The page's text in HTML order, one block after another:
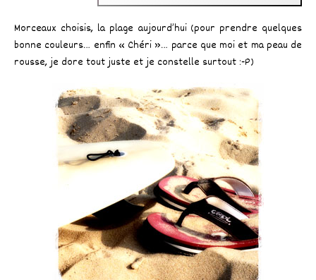
Morceaux choisis, la plage aujourd’hui (pour prendre quelques
bonne couleurs… enfin « Chéri »… parce que moi et ma peau de
rousse, je dore tout juste et je constelle surtout :-P)